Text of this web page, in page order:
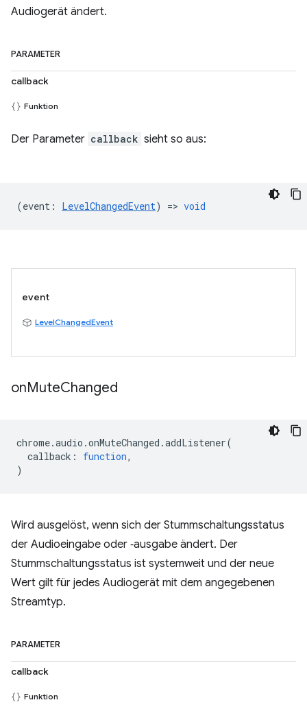
Audiogerät ändert.
PARAMETER
callback
Funktion
Der Parameter callback sieht so aus:
(event : LevelChangedEvent) => void
event
LevelChangedEvent
onMuteChanged
chrome.audio .onMuteChanged .addListener(
callback : function,
)
Wird ausgelöst, wenn sich der Stummschaltungsstatus
der Audioeingabe oder ‑ausgabe ändert. Der
Stummschaltungsstatus ist systemweit und der neue
Wert gilt für jedes Audiogerät mit dem angegebenen
Streamtyp.
PARAMETER
callback
Funktion